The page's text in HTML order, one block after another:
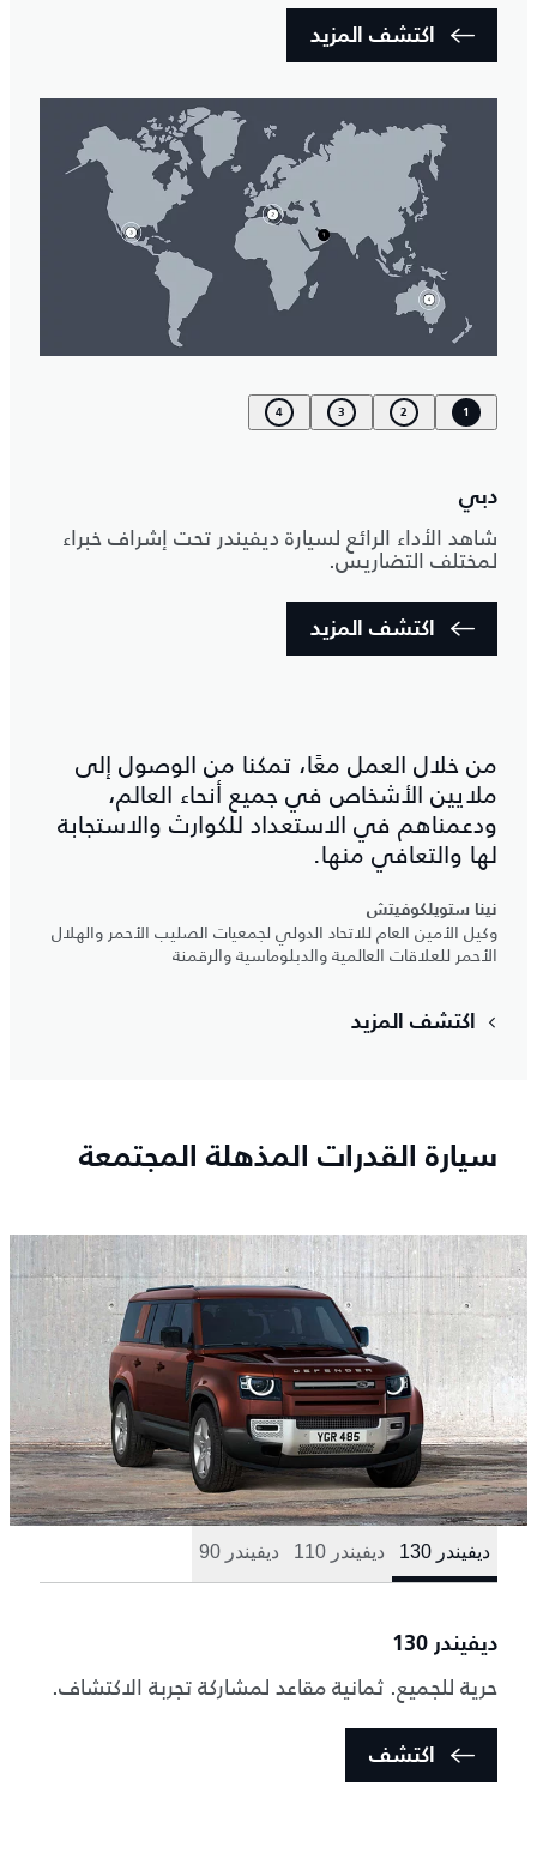
اكتشف المزيد
1
2
3
4
دبي
شاهد الأداء الرائع لسيارة ديفيندر تحت إشراف خبراء
لمختلف التضاريس.
اكتشف المزيد
من خلال العمل معًا، تمكنا من الوصول إلى
ملايين الأشخاص في جميع أنحاء العالم،
ودعمناهم في الاستعداد للكوارث والاستجابة
لها والتعافي منها.
نينا ستويلكوفيتش
وكيل الأمين العام للاتحاد الدولي لجمعيات الصليب الأحمر والهلال
الأحمر للعلاقات العالمية والدبلوماسية والرقمنة
اكتشف المزيد
سيارة القدرات المذهلة المجتمعة
ديفيندر 130 ديفيندر 110 ديفيندر 90
ديفيندر 130
حرية للجميع. ثمانية مقاعد لمشاركة تجربة الاكتشاف.
اكتشف